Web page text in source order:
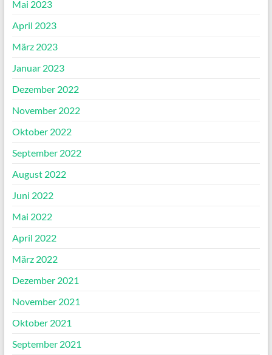
Mai 2023
April 2023
März 2023
Januar 2023
Dezember 2022
November 2022
Oktober 2022
September 2022
August 2022
Juni 2022
Mai 2022
April 2022
März 2022
Dezember 2021
November 2021
Oktober 2021
September 2021